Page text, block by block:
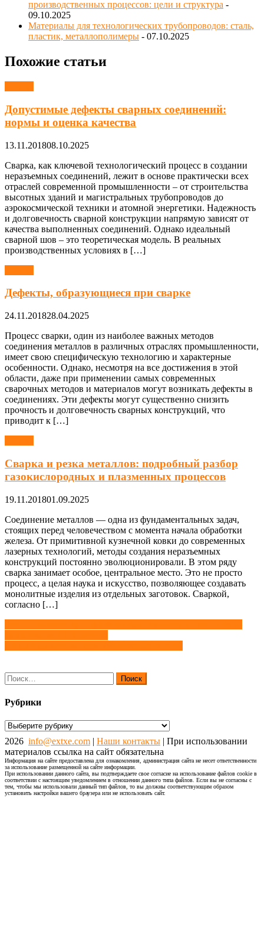
производственных процессов: цели и структура -
09.10.2025
Материалы для технологических трубопроводов: сталь,
пластик, металлополимеры - 07.10.2025
Похожие статьи
Допустимые дефекты сварных соединений:
нормы и оценка качества
13.11.201808.10.2025
Сварка, как ключевой технологический процесс в создании
неразъемных соединений, лежит в основе практически всех
отраслей современной промышленности – от строительства
высотных зданий и магистральных трубопроводов до
аэрокосмической техники и атомной энергетики. Надежность
и долговечность сварной конструкции напрямую зависят от
качества выполненных соединений. Однако идеальный
сварной шов – это теоретическая модель. В реальных
производственных условиях в […]
Дефекты, образующиеся при сварке
24.11.201828.04.2025
Процесс сварки, один из наиболее важных методов
соединения металлов в различных отраслях промышленности,
имеет свою специфическую технологию и характерные
особенности. Однако, несмотря на все достижения в этой
области, даже при применении самых современных
сварочных методов и материалов могут возникать дефекты в
соединениях. Эти дефекты могут существенно снизить
прочность и долговечность сварных конструкций, что
приводит к […]
Сварка и резка металлов: подробный разбор
газокислородных и плазменных процессов
19.11.201801.09.2025
Соединение металлов — одна из фундаментальных задач,
стоящих перед человечеством с момента начала обработки
железа. От примитивной кузнечной ковки до современных
лазерных технологий, методы создания неразъемных
конструкций постоянно эволюционировали. В этом ряду
сварка занимает особое, центральное место. Это не просто
процесс, а целая наука и искусство, позволяющее создавать
монолитные изделия из отдельных заготовок. Сваркой,
согласно […]
Навигация
по
Найти:
Рубрики
Рубрики
2026 info@extxe.com | Наши контакты | При использовании
материалов ссылка на сайт обязательна
Информация на сайте предоставлена для ознакомления, администрация сайта не несет ответственности
за использование размещенной на сайте информации.
При использовании данного сайта, вы подтверждаете свое согласие на использование файлов cookie в
соответствии с настоящим уведомлением в отношении данного типа файлов. Если вы не согласны с
тем, чтобы мы использовали данный тип файлов, то вы должны соответствующим образом
установить настройки вашего браузера или не использовать сайт.